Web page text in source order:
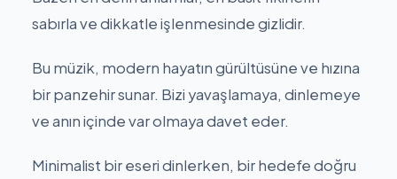
sabırla ve dikkatle işlenmesinde gizlidir.
Bu müzik, modern hayatın gürültüsüne ve hızına
bir panzehir sunar. Bizi yavaşlamaya, dinlemeye
ve anın içinde var olmaya davet eder.
Minimalist bir eseri dinlerken, bir hedefe doğru